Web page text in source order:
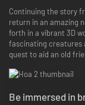
Continuing the story
return in an amazing
forth in a vibrant 3D
fascinating creatures
quest to aid an old
Be immersed in